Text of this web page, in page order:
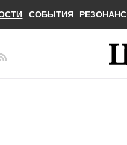
СОБЫТИЯ РЕЗОНАНС